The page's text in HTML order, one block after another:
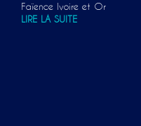
Faïence Ivoire et Or
LIRE LA SUITE